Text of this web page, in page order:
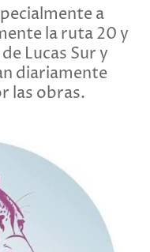
a
la ruta 20 y
Lucas Sur y
diariamente
las obras.